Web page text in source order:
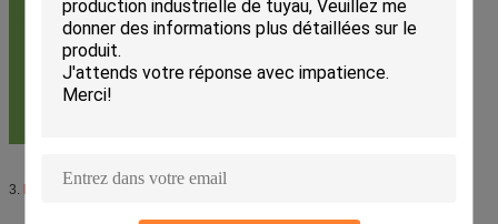
3. Dossier de tuyau d'acier faisant la demande de machine :